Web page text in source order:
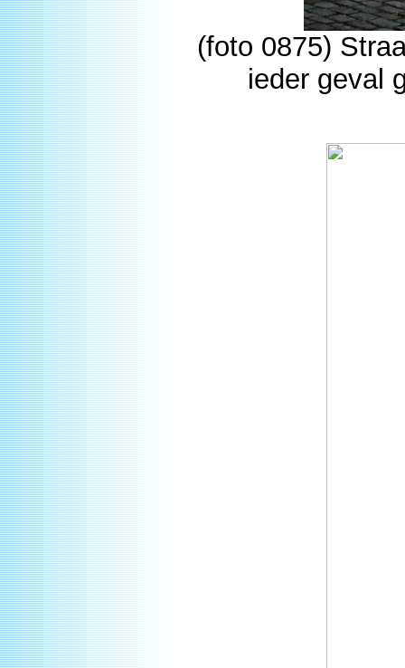
(foto 0875)
ieder geval